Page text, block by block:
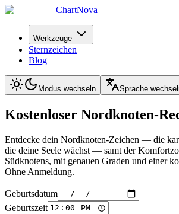
ChartNova
Werkzeuge
Sternzeichen
Blog
Modus wechseln Sprache
Kostenloser Nordknoten-
Entdecke dein Nordknoten-Zeichen — die
die deine Seele wächst — samt der
Südknotens, mit genauen Graden und einer
Ohne Anmeldung.
Geburtsdatum
Geburtszeit